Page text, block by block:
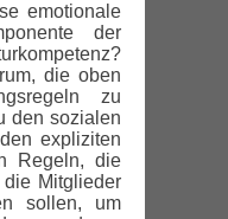
emotionale
der
die oben
zu
den sozialen
expliziten
Regeln, die
Mitglieder
sollen, um